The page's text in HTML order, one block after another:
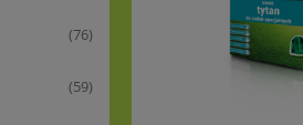
(76)
(59)